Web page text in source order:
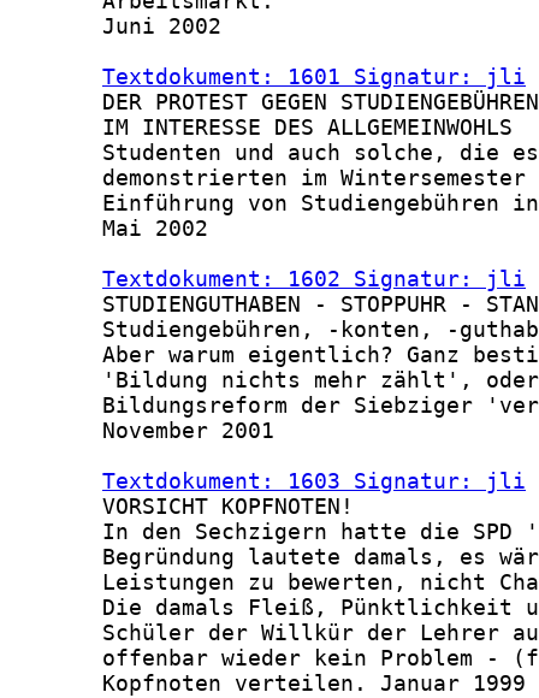
       Juni 2002
Textdokument: 1601 Signatur: jli
DER PROTEST GEGEN
       IM INTERESSE DES ALLGEMEINWOHLS
Studenten und auch solche, die
demonstrierten im Wintersemester
Einführung von Studiengebühren
       Mai 2002
Textdokument: 1602 Signatur: jli
STUDIENGUTHABEN - STOPPUHR -
Studiengebühren, -konten, -
Aber warum eigentlich? Ganz
'Bildung nichts mehr zählt',
Bildungsreform der Siebziger
       November 2001
Textdokument: 1603 Signatur: jli
       VORSICHT KOPFNOTEN!
In den Sechzigern hatte die SPD
Begründung lautete damals, es
Leistungen zu bewerten, nicht
Die damals Fleiß, Pünktlichkeit
Schüler der Willkür der Lehrer
offenbar wieder kein Problem -
       Kopfnoten verteilen. Januar 1999